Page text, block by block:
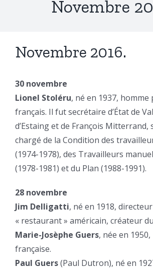
Novembre
Novembre 2016.
30 novembre
Lionel Stoléru, né en 1937, homme
français. Il fut secrétaire d’État de
d’Estaing et de François Mitterrand,
chargé de la Condition des
(1974-1978), des Travailleurs
(1978-1981) et du Plan (1988-1991).
28 novembre
Jim Delligatti, né en 1918,
« restaurant » américain, créateur
Marie-Josèphe Guers, née en
française.
Paul Guers(Paul Dutron), né en